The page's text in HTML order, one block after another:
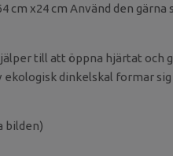
cm x24 cm Använd den gärna
till att öppna hjärtat och
dinkelskal formar
bilden)